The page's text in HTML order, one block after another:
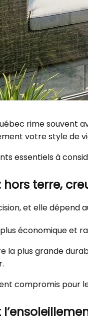
rime souvent
votre style de
essentiels à
hors terre,
et elle
économique et
la plus grande
compromis pour